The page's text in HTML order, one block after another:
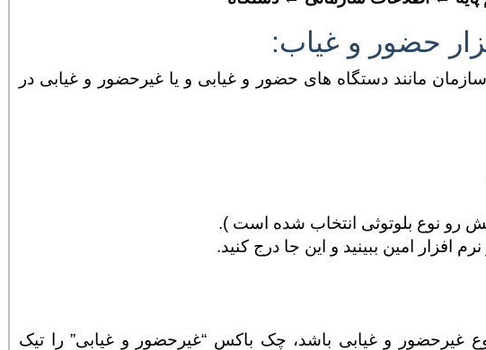
حضور و غیاب:
مانند دستگاه های حضور و غیابی و یا غیرحضور و غیابی در
رو نوع بلوتوثی انتخاب شده است ).
افزار امین ببینید و این جا درج کنید.
غیرحضور و غیابی باشد، چک باکس “غیرحضور و غیابی” را تیک